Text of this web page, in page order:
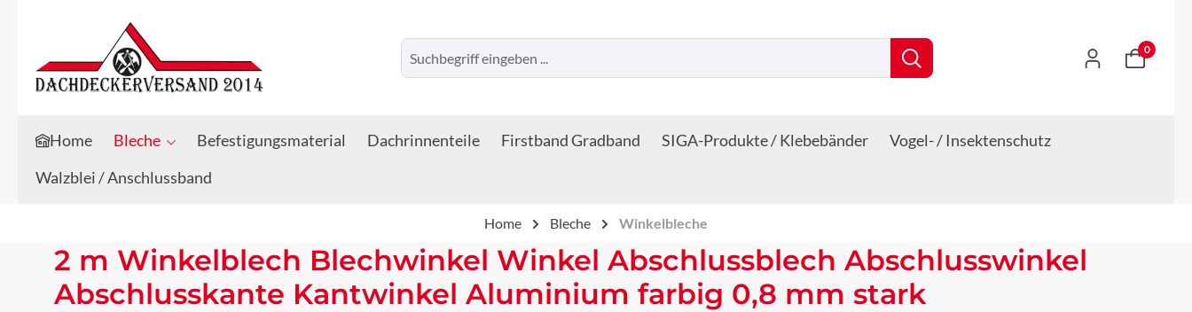
Zum Hauptinhalt springen
Zur Suche springen
0
Home Bleche Befestigungsmaterial Dachrinnenteile Firstband Gradband SIGA-Produkte / Klebebänder
Vogel- / Insektenschutz
Walzblei / Anschlussband
Home Bleche Winkelbleche
2 m Winkelblech Blechwinkel Winkel Abschlussblech Abschlusswinkel
Abschlusskante Kantwinkel Aluminium farbig 0,8 mm stark